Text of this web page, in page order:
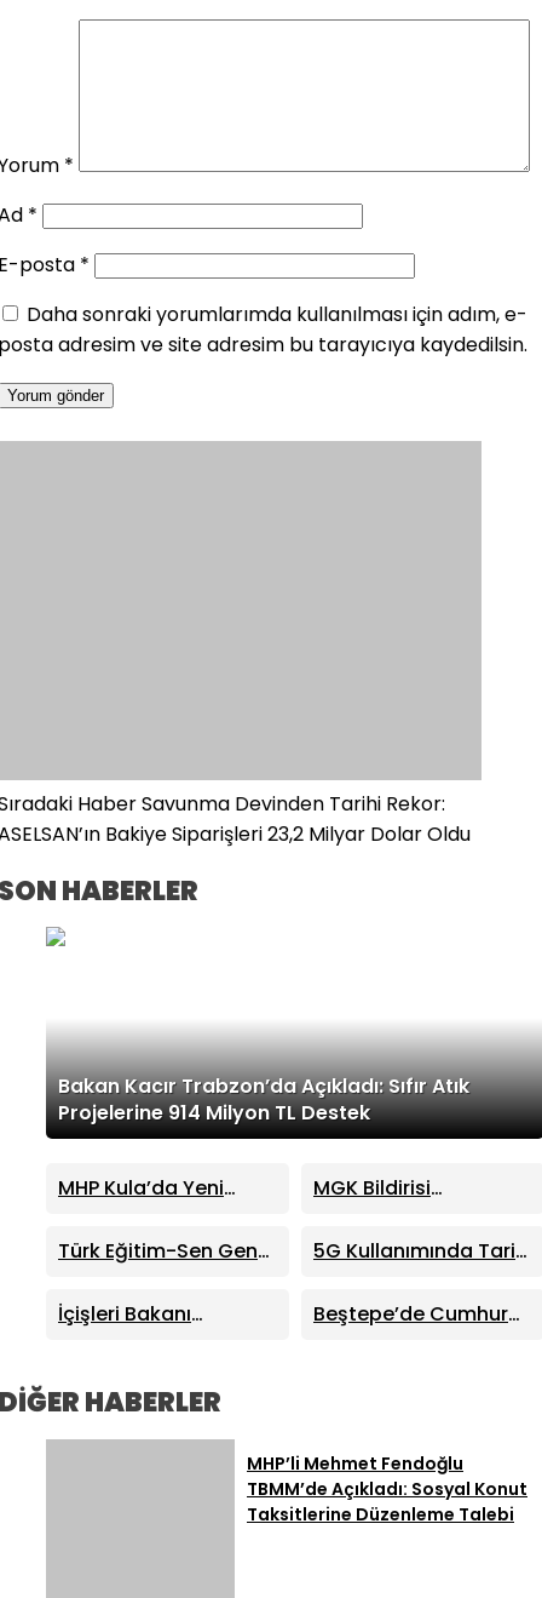
*
*
posta *
Daha sonraki yorumlarımda kullanılması için adım, e-
adresim ve site adresim bu tarayıcıya kaydedilsin.
HaberSavunma Devinden Tarihi Rekor:
Bakiye Siparişleri 23,2 Milyar Dolar Oldu
HABERLER
Bakan Kacır Trabzon’da Açıkladı: Sıfır Atık
Projelerine 914 Milyon TL Destek
MHP Kula’da Yeni
Sönmez İlçe Başkanı
Seçildi
MGK Bildirisi
Türkiye Süreci ve Kritik
Dış Politika Mesajları
Türk Eğitim-Sen Genel
MHP Lideri Bahçeli’nin
Eğitim Mesajları Son
5G Kullanımında Tarihi
Milyon Abone
İçişleri Bakanı
Devletimizin Sarsılmaz
İradesidir”
Beştepe’de Cumhur
HABERLER
MHP’li Mehmet Fendoğlu
TBMM’de Açıkladı: Sosyal Konut
Taksitlerine Düzenleme Talebi